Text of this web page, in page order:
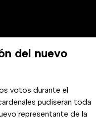
del nuevo
votos durante el
pudiseran toda
representante de la